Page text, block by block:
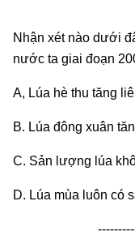
Nhận xét nào dưới
nước ta giai đoạn
A, Lúa hè thu tăng
B. Lúa đông xuân
C. Sản lượng lúa
D. Lúa mùa luôn có